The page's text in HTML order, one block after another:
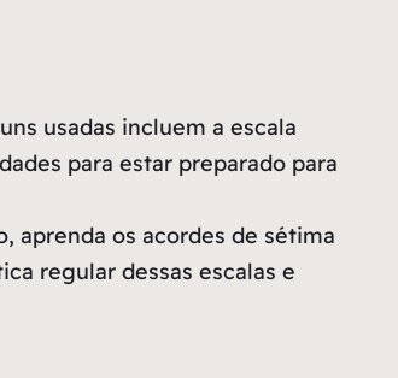
usadas incluem a escala
para estar preparado para
aprenda os acordes de sétima
regular dessas escalas e